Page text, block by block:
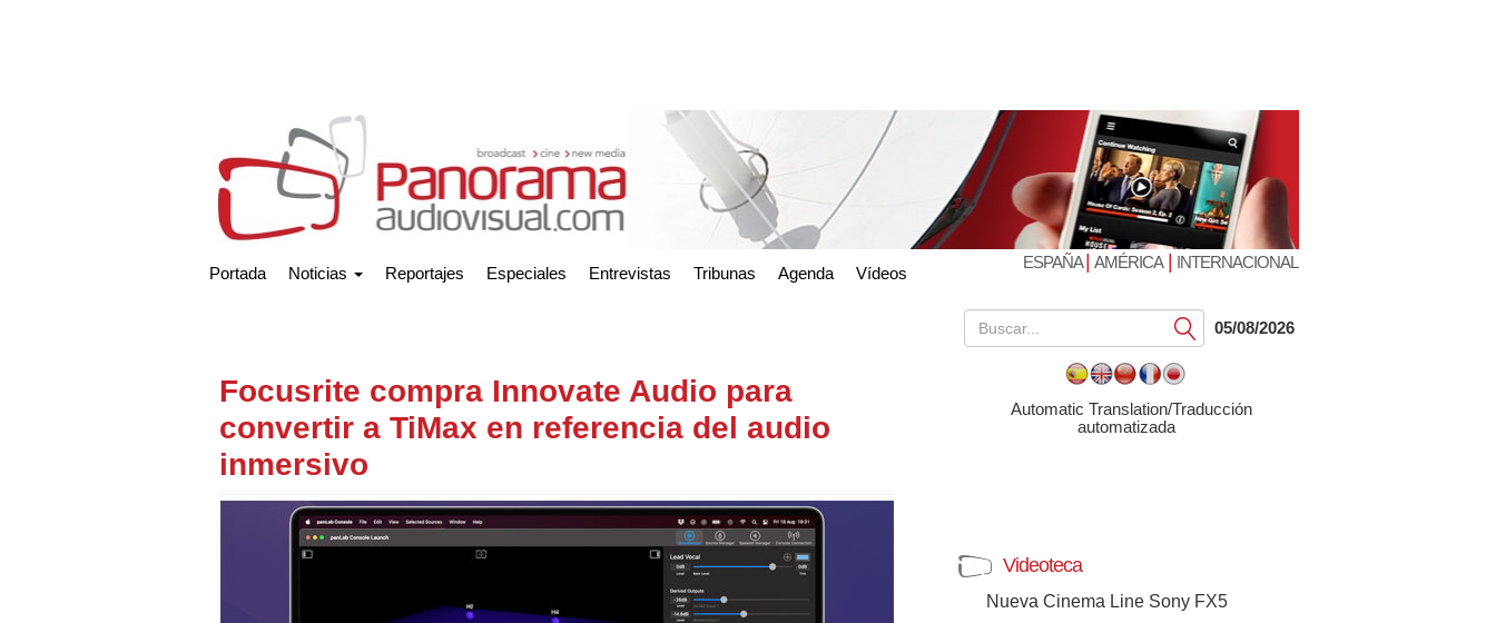
Portada Noticias Reportajes Especiales Entrevistas Tribunas Agenda Vídeos
ESPAÑA| AMÉRICA| INTERNACIONAL
Focusrite compra Innovate Audio para
convertir a TiMax en referencia del audio
inmersivo
Submit05/08/2026
Automatic Translation/Traducción
automatizada
Videoteca
Nueva Cinema Line Sony FX5